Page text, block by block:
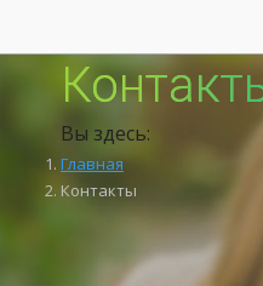
Вы здесь:
Главная
Контакты